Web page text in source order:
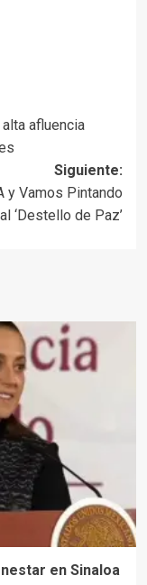
afluencia
Siguiente:
y Vamos Pintando
‘Destello de Paz’
en Sinaloa